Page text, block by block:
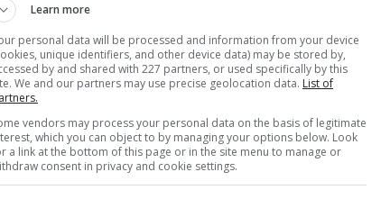
касательно нового проекта. Следите за
Learn more
personal data will be processed and information from your device
unique identifiers, and other device data) may be stored by,
by and shared with 227 partners, or used specifically by this
We and our partners may use precise geolocation data. List of
vendors may process your personal data on the basis of legitimate
which you can object to by managing your options below. Look
a link at the bottom of this page or in the site menu to manage or
consent in privacy and cookie settings.